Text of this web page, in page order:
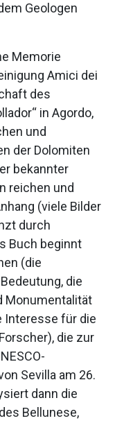
Geologen
Memorie
Amici dei
des
in Agordo,
und
der Dolomiten
bekannter
reichen und
(viele Bilder
durch
Buch beginnt
(die
die
Monumentalität
Interesse für die
die zur
Sevilla am 26.
dann die
Bellunese,